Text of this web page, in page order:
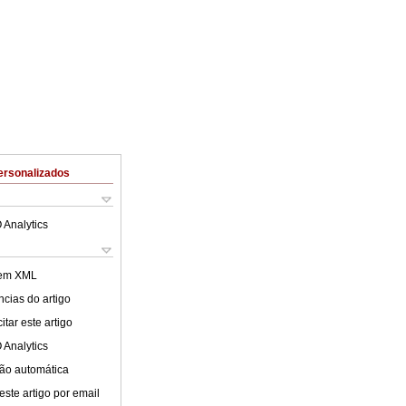
Analytics
XML
do artigo
este artigo
Analytics
automática
artigo por email